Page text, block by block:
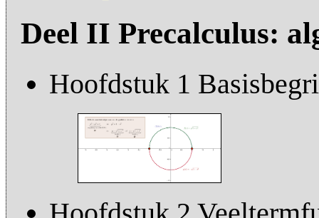
Deel II Precalculus:
Hoofdstuk 1